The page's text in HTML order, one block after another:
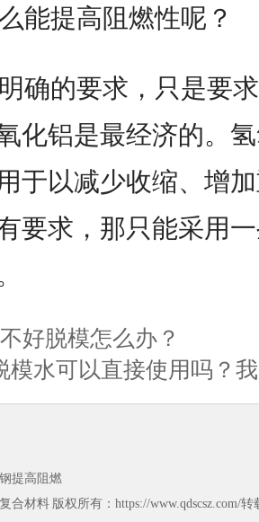
能提高阻燃性呢？
确的要求，只是要
化铝是最经济的。
于以减少收缩、增
要求，那只能采用
好脱模怎么办？
模水可以直接使用吗？
提高阻燃
合材料 版权所有：https://www.qdscsz.com/